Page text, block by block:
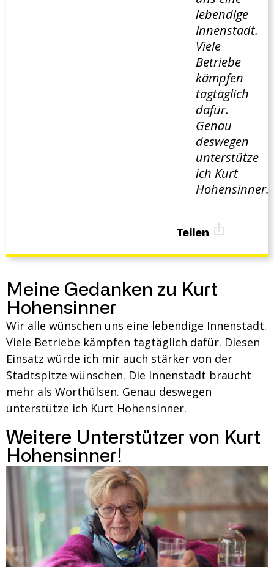
lebendige
Innenstadt.
Viele
Betriebe
kämpfen
tagtäglich
dafür.
Genau
deswegen
unterstütze
ich Kurt
Hohensinner.
Teilen
Meine Gedanken zu Kurt
Hohensinner
Wir alle wünschen uns eine lebendige Innenstadt.
Viele Betriebe kämpfen tagtäglich dafür. Diesen
Einsatz würde ich mir auch stärker von der
Stadtspitze wünschen. Die Innenstadt braucht
mehr als Worthülsen. Genau deswegen
unterstütze ich Kurt Hohensinner.
Weitere Unterstützer von Kurt
Hohensinner!